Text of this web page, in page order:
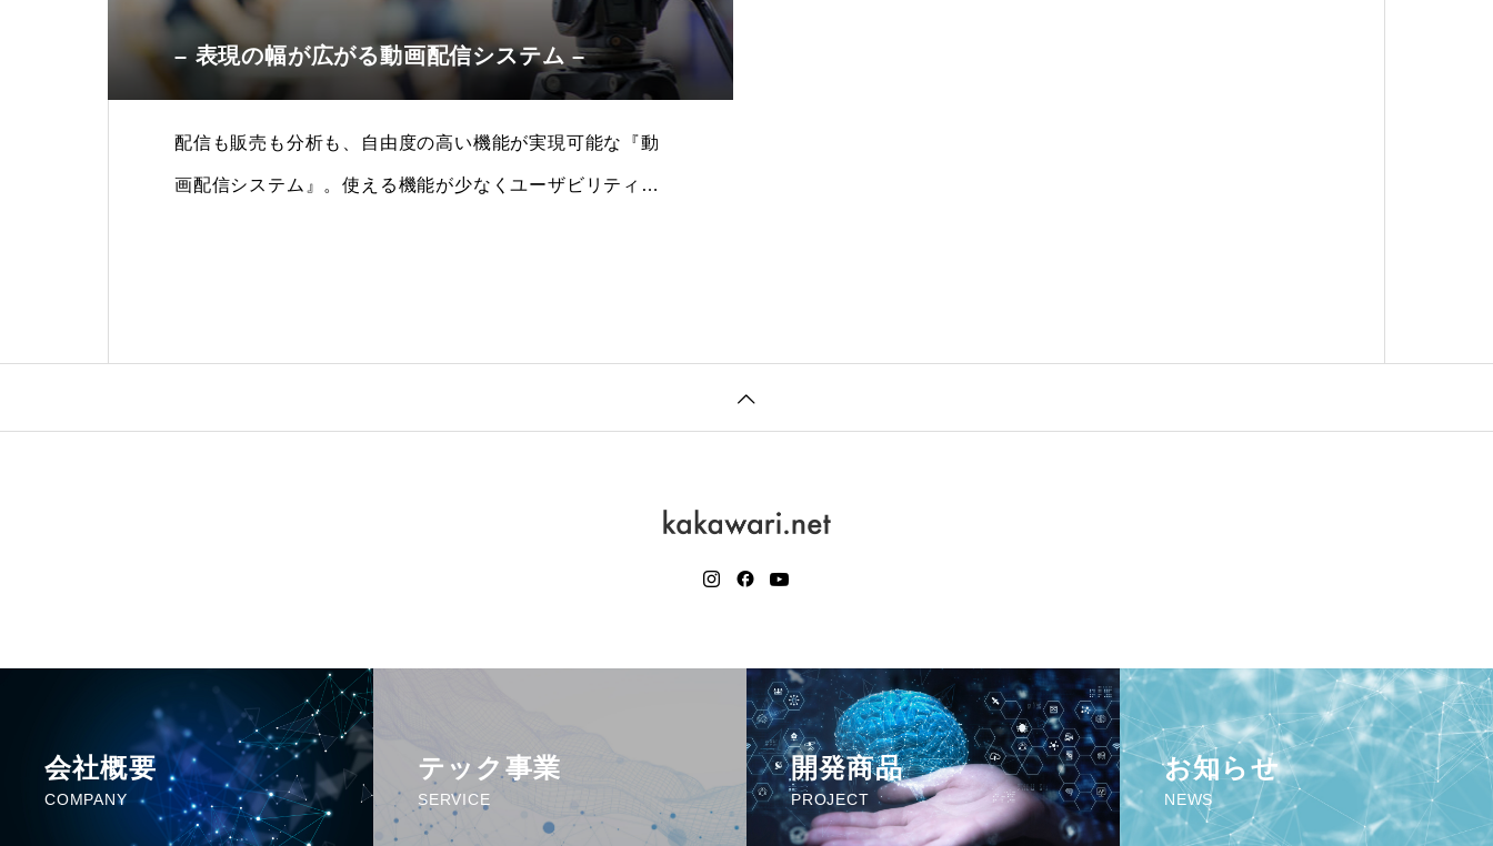
– 表現の幅が広がる動画配信システム –
配信も販売も分析も、自由度の高い機能が実現可能な『動
画配信システム』。使える機能が少なくユーザビリティが
会社概要
COMPANY
テック事業
SERVICE
開発商品
PROJECT
お知らせ
NEWS